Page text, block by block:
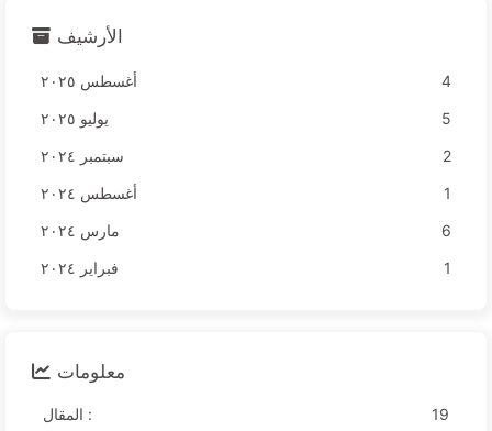
الأرشيف
أغسطس ٢٠٢٥
4
يوليو ٢٠٢٥
5
سبتمبر ٢٠٢٤
2
أغسطس ٢٠٢٤
1
مارس ٢٠٢٤
6
فبراير ٢٠٢٤
1
معلومات
المقال : 19